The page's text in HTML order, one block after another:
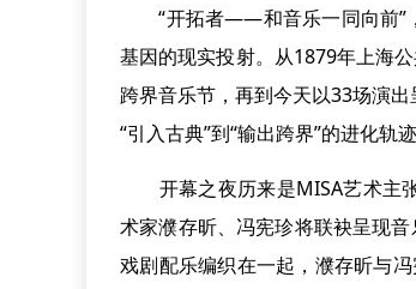
“开拓者——和音乐一同向前”，
基因的现实投射。从1879年上海
跨界音乐节，再到今天以33场演
“引入古典”到“输出跨界”的进化轨迹
开幕之夜历来是MISA艺术主张
术家濮存昕、冯宪珍将联袂呈现
戏剧配乐编织在一起，濮存昕与